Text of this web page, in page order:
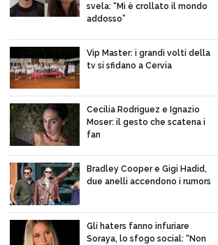
svela: “Mi è crollato il mondo
addosso”
Vip Master: i grandi volti della
tv si sfidano a Cervia
Cecilia Rodriguez e Ignazio
Moser: il gesto che scatena i
fan
Bradley Cooper e Gigi Hadid,
due anelli accendono i rumors
Gli haters fanno infuriare
Soraya, lo sfogo social: “Non